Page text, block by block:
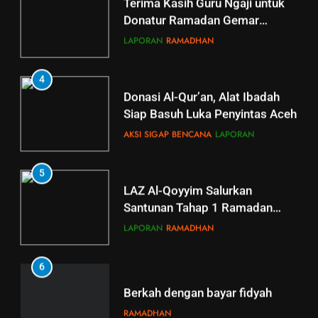
Al Qoyyim
1 minggu ago 0
Donatur Ramadan Gemar
Berbagi
4
Donasi Al-Qur’an, Alat Ibadah
Siap Basuh Luka Penyintas Aceh
5
LAZ Al-Qoyyim Salurkan
Santunan Tahap 1 Ramadan
Gemar Berbagi
6
Berkah dengan bayar fidyah
5
Tahsin Griya Tahfidz Al-Qoyyim:
Semangat Bapak-Bapak
Menjaga Kalam Ilahi di Tengah
Puasa
GRIYA TAHFIDZ LAPORAN
6
GELAR LTJT, DORONG
LAHIRNYA GENERASI QURANI